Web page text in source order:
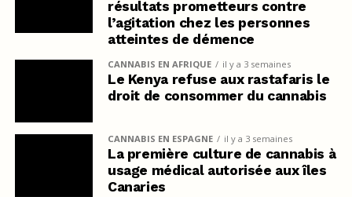
résultats prometteurs contre
l’agitation chez les personnes
atteintes de démence
CANNABIS EN AFRIQUE il y a 3 semaines
Le Kenya refuse aux rastafaris le
droit de consommer du cannabis
CANNABIS EN ESPAGNE il y a 3 semaines
La première culture de cannabis à
usage médical autorisée aux îles
Canaries